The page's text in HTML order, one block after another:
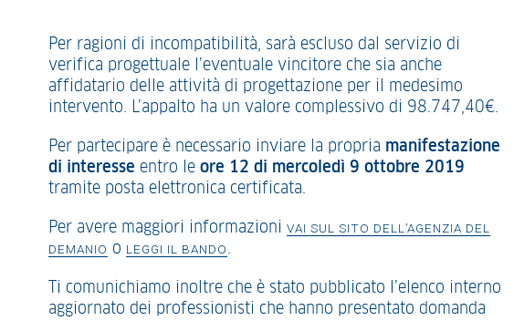
Per ragioni di incompatibilità, sarà escluso dal servizio di
verifica progettuale l’eventuale vincitore che sia anche
affidatario delle attività di progettazione per il medesimo
intervento. L’appalto ha un valore complessivo di 98.747,40€.
Per partecipare è necessario inviare la propria manifestazione
di interesse entro le ore 12 di mercoledì 9 ottobre 2019
tramite posta elettronica certificata.
Per avere maggiori informazioni VAI SUL SITO DELL’AGENZIA DEL
DEMANIO o LEGGI IL BANDO.
Ti comunichiamo inoltre che è stato pubblicato l’elenco interno
aggiornato dei professionisti che hanno presentato domanda